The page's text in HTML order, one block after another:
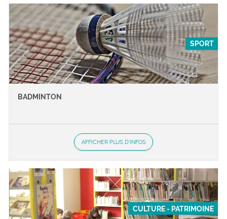
SPORT
BADMINTON
AFFICHER PLUS D'INFOS
CULTURE - PATRIMOINE